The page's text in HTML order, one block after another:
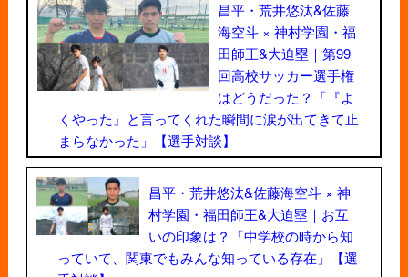
昌平・荒井悠汰&佐藤
海空斗 × 神村学園・福
田師王&大迫塁｜第99
回高校サッカー選手権
はどうだった？「『よ
くやった』と言ってくれた瞬間に涙が出てきて止
まらなかった」【選手対談】
昌平・荒井悠汰&佐藤海空斗 × 神
村学園・福田師王&大迫塁｜お互
いの印象は？「中学校の時から知
っていて、関東でもみんな知っている存在」【選